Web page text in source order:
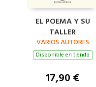
EL POEMA Y SU
TALLER
VARIOS AUTORES
Disponible en tienda
17,90 €